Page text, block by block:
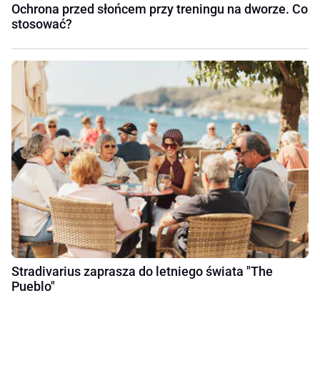
Ochrona przed słońcem przy treningu na dworze. Co
stosować?
Stradivarius zaprasza do letniego świata "The
Pueblo"